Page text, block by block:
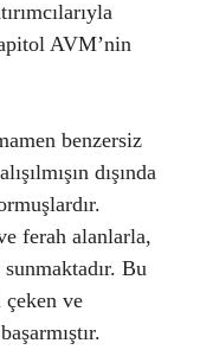
AVM’nin
benzersiz
dışında
ferah alanlarla,
Bu
ve